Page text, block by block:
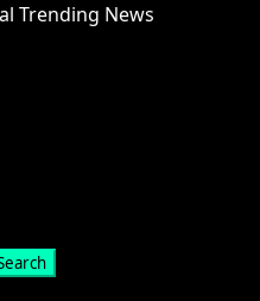
Trending News